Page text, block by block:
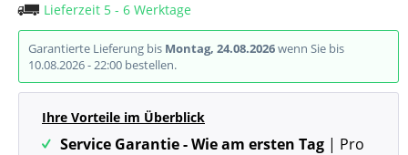
Lieferzeit 5 - 6 Werktage
Garantierte Lieferung bis Montag, 24.08.2026wenn Sie bis
10.08.2026 - 22:00 bestellen.
Ihre Vorteile im Überblick
Service Garantie - Wie am ersten Tag | Pro